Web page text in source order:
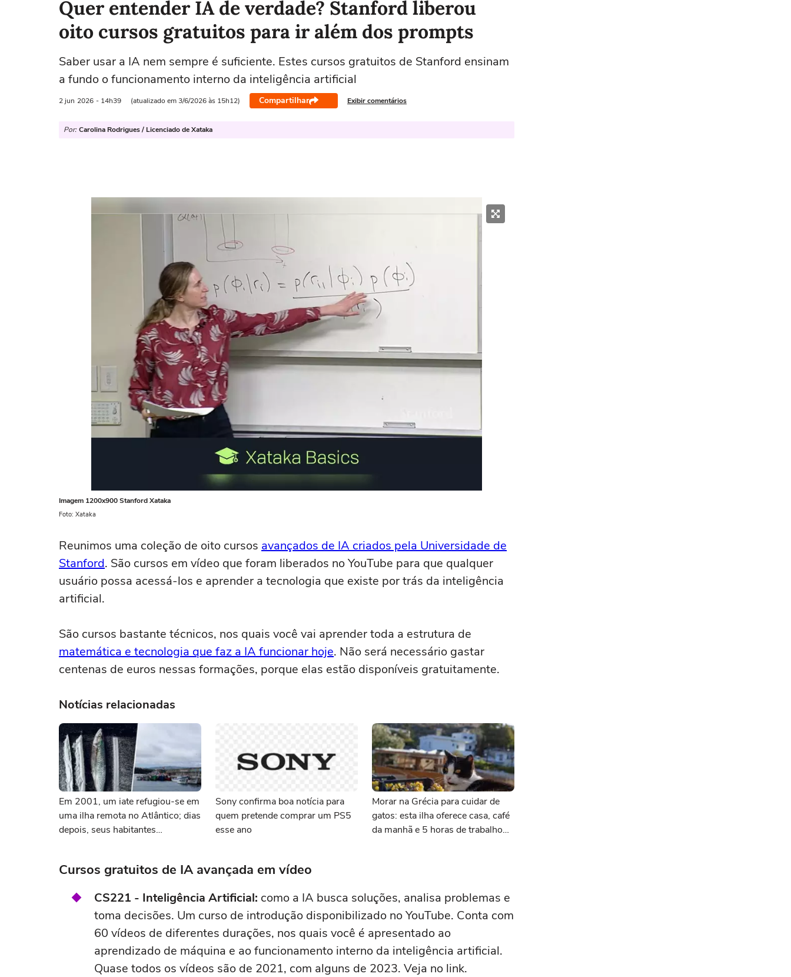
Quer entender IA de verdade? Stanford liberou
oito cursos gratuitos para ir além dos prompts
Saber usar a IA nem sempre é suficiente. Estes cursos gratuitos de Stanford ensinam
a fundo o funcionamento interno da inteligência artificial
2 jun 2026 - 14h39 (atualizado em 3/6/2026 às 15h12) Compartilhar Exibir comentários
Por: Carolina Rodrigues / Licenciado de Xataka
Imagem 1200x900 Stanford Xataka
Foto: Xataka
Reunimos uma coleção de oito cursos avançados de IA criados pela Universidade de
Stanford. São cursos em vídeo que foram liberados no YouTube para que qualquer
usuário possa acessá-los e aprender a tecnologia que existe por trás da inteligência
artificial.
São cursos bastante técnicos, nos quais você vai aprender toda a estrutura de
matemática e tecnologia que faz a IA funcionar hoje. Não será necessário gastar
centenas de euros nessas formações, porque elas estão disponíveis gratuitamente.
Notícias relacionadas
Em 2001, um iate refugiou-se em
uma ilha remota no Atlântico; dias
depois, seus habitantes
Sony confirma boa notícia para
quem pretende comprar um PS5
esse ano
Morar na Grécia para cuidar de
gatos: esta ilha oferece casa, café
da manhã e 5 horas de trabalho
Cursos gratuitos de IA avançada em vídeo
CS221 - Inteligência Artificial: como a IA busca soluções, analisa problemas e
toma decisões. Um curso de introdução disponibilizado no YouTube. Conta com
60 vídeos de diferentes durações, nos quais você é apresentado ao
aprendizado de máquina e ao funcionamento interno da inteligência artificial.
Quase todos os vídeos são de 2021, com alguns de 2023. Veja no link.